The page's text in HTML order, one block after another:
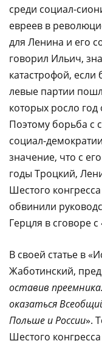
среди социал-
евреев в
для Ленина и его
говорил Ильич,
катастрофой, если
левые партии
которых росло год
Поэтому борьба с
социал-
значение, что с
годы Троцкий,
Шестого
обвинили
Герцля в сговоре
В своей статье в
Жаботинский,
оставив
оказаться
Польше и России».
Шестого